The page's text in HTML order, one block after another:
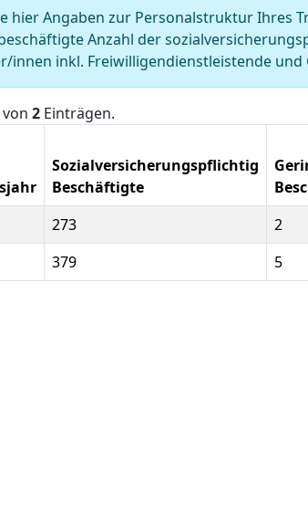
hier Angaben zur Personalstruktur Ihres
Anzahl der
innen inkl. Freiwilligendienstleistende und
von 2 Einträgen.
Sozialversicherungspflichtig
Beschäftigte
273 2
379 5